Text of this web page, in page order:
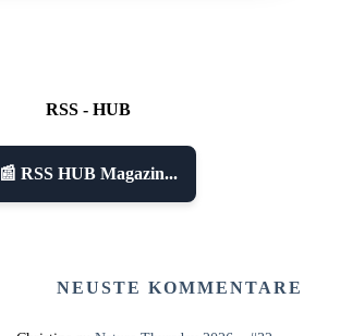
RSS - HUB
📰 RSS HUB Magazin...
NEUSTE KOMMENTARE